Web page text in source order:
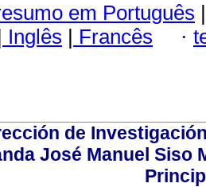
em Português |
Inglês | Francês ·
de
José Manuel Siso